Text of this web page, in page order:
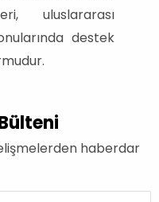
uluslararası
destek
haberdar